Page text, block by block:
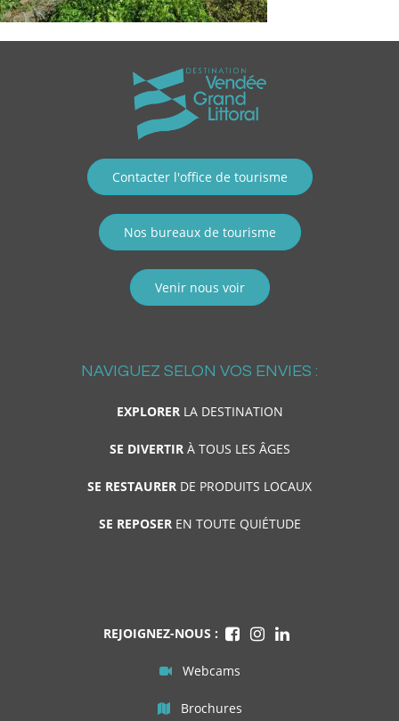
Contacter l'office de tourisme
Nos bureaux de tourisme
Venir nous voir
NAVIGUEZ SELON VOS ENVIES :
EXPLORERLA DESTINATION
SE DIVERTIRÀ TOUS LES ÂGES
SE RESTAURER DE PRODUITS LOCAUX
SE REPOSEREN TOUTE QUIÉTUDE
REJOIGNEZ-NOUS :
Webcams
Brochures